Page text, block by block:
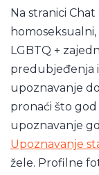
Na stranici
LGBTQ +
predubjeđenja i
upoznavanje
pronaći što god
upoznavanje
Upoznavanje
žele. Profilne